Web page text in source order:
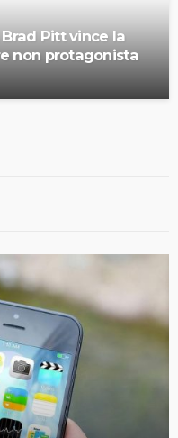
Pitt vince la
non protagonista